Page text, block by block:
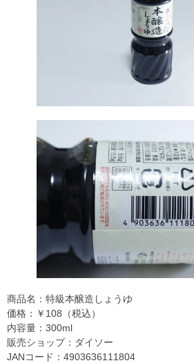
商品名：特級本醸造しょうゆ
価格：￥108（税込）
内容量：300ml
販売ショップ：ダイソー
JANコード：4903636111804